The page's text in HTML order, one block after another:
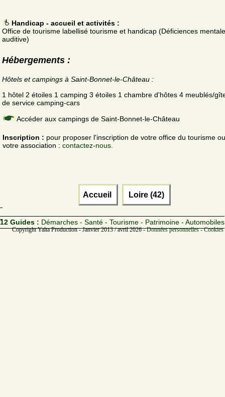
Handicap - accueil et activités :
Office de tourisme labellisé tourisme et handicap (Déficiences
auditive)
Hébergements :
Hôtels et campings à Saint-Bonnet-le-Château :
1 hôtel 2 étoiles 1 camping 3 étoiles 1 chambre d'hôtes 4 meublés/
de service camping-cars
Accéder aux campings de Saint-Bonnet-le-Château
Inscription : pour proposer l'inscription de votre office du tourisme
votre association : contactez-nous.
Accueil Loire (42)
12 Guides : Démarches - Santé - Tourisme - Patrimoine - Automobiles
Copyright Yalta Production - Janvier 2013 / avril 2026 -Données personnelles -